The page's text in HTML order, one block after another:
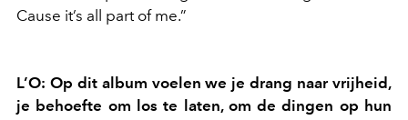
Cause it’s all part of me.”
L’O: Op dit album voelen we je drang naar vrijheid,
je behoefte om los te laten, om de dingen op hun